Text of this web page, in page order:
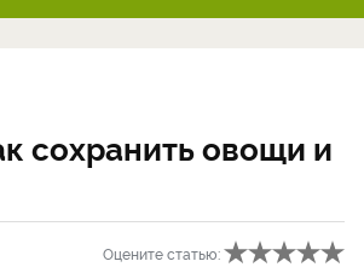
сохранить овощи и
Оцените статью: